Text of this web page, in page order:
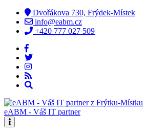
Dvořákova 730, Frýdek-Místek
info@eabm.cz
+420 777 027 509
eABM - Váš IT partner